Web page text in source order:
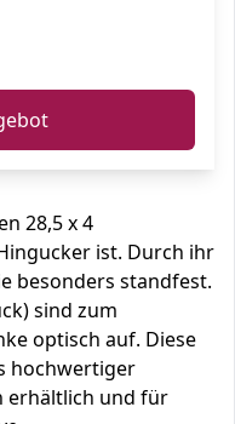
28,5 x 4
ist. Durch ihr
besonders standfest.
sind zum
optisch auf. Diese
hochwertiger
erhältlich und für